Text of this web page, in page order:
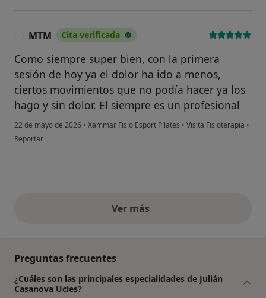
MTM Cita verificada
Como siempre super bien, con la primera
sesión de hoy ya el dolor ha ido a menos,
ciertos movimientos que no podía hacer ya los
hago y sin dolor. El siempre es un profesional
22 de mayo de 2026 • Xammar Fisio Esport Pilates • Visita Fisioterapia •
en opinión del usuario MTM
Reportar
Ver másopiniones anteriores
Preguntas frecuentes
¿Cuáles son las principales especialidades de Julián
Casanova Ucles?